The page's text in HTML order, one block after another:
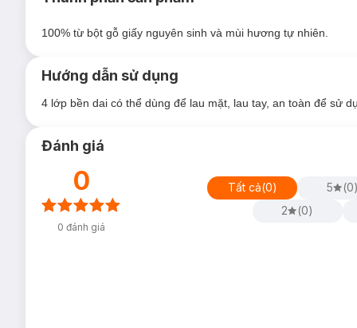
100% từ bột gỗ giấy nguyên sinh và mùi hương tự nhiên.
Hướng dẫn sử dụng
4 lớp bền dai có thể dùng để lau mặt, lau tay, an toàn để sử
Đánh giá
0
0 đánh giá
Tất cả(0) 5 (0)
2
(0)